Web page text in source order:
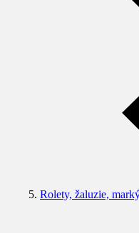
Rolety, žaluzie,